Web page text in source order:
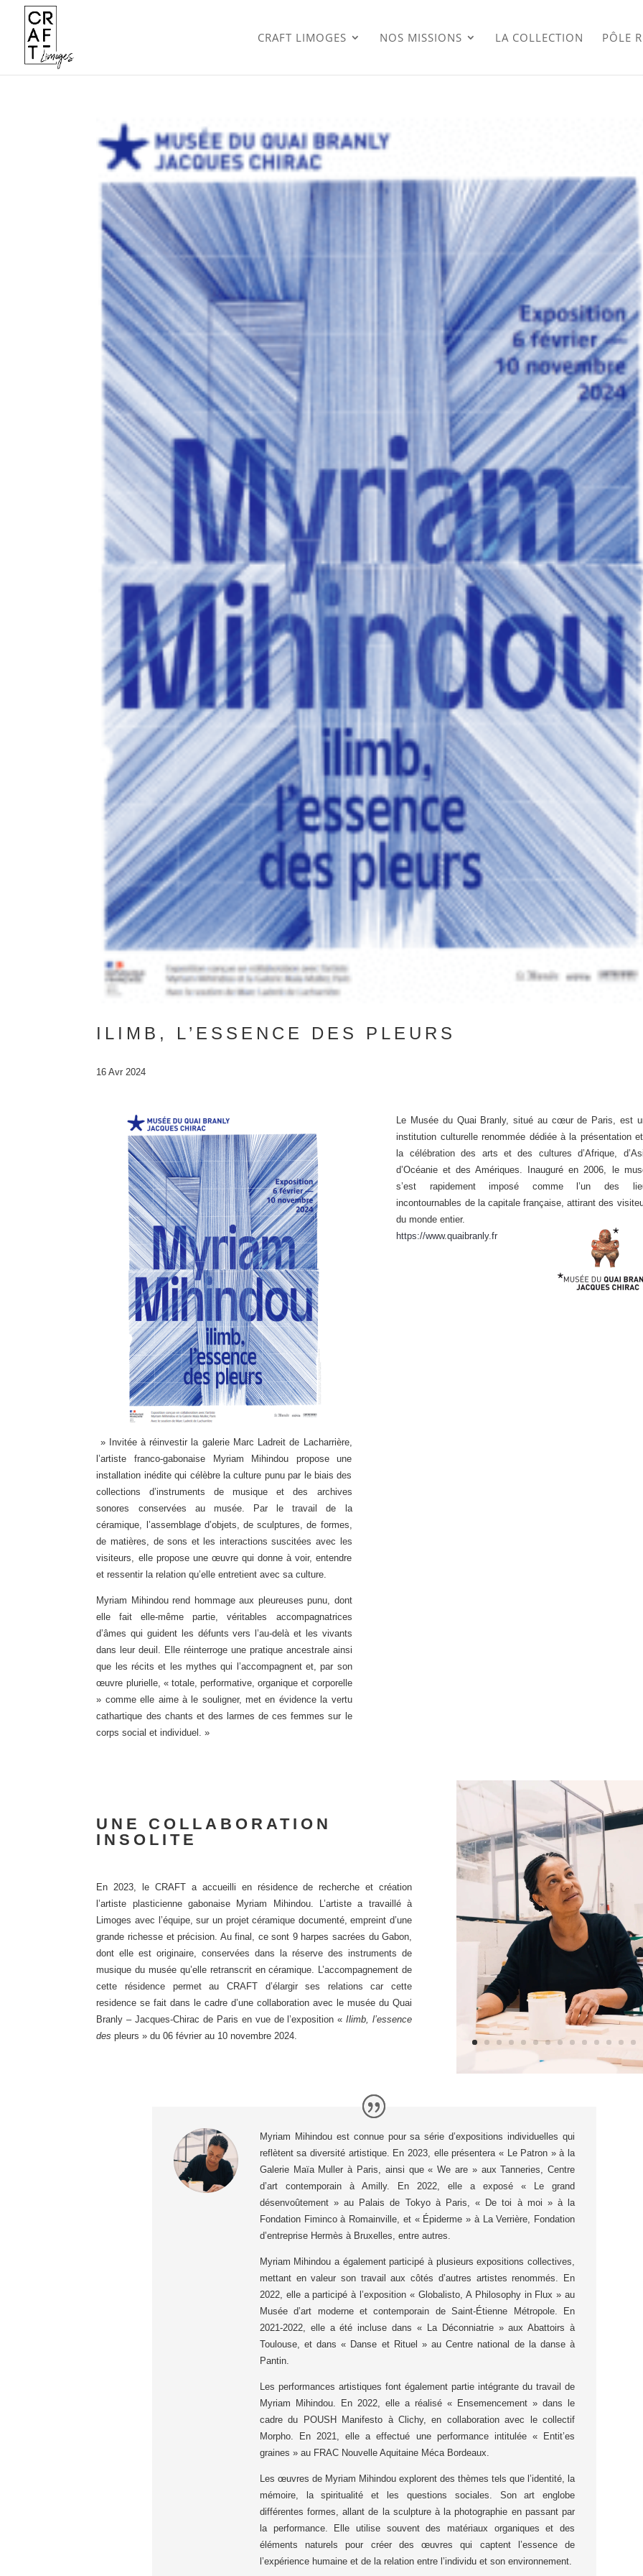
CRAFT LIMOGES NOS MISSIONS LA COLLECTION PÔLE
ILIMB, L’ESSENCE DES PLEURS
16 Avr 2024
» Invitée à réinvestir la galerie Marc Ladreit de Lacharrière,
l’artiste franco-gabonaise Myriam Mihindou propose une
installation inédite qui célèbre la culture punu par le biais des
collections d’instruments de musique et des archives
sonores conservées au musée. Par le travail de la
céramique, l’assemblage d’objets, de sculptures, de formes,
de matières, de sons et les interactions suscitées avec les
visiteurs, elle propose une œuvre qui donne à voir, entendre
et ressentir la relation qu’elle entretient avec sa culture.
Myriam Mihindou rend hommage aux pleureuses punu, dont
elle fait elle-même partie, véritables accompagnatrices
d’âmes qui guident les défunts vers l’au-delà et les vivants
dans leur deuil. Elle réinterroge une pratique ancestrale ainsi
que les récits et les mythes qui l’accompagnent et, par son
œuvre plurielle, « totale, performative, organique et corporelle
» comme elle aime à le souligner, met en évidence la vertu
cathartique des chants et des larmes de ces femmes sur le
corps social et individuel. »
Le Musée du Quai Branly, situé au cœur de Paris, est
institution culturelle renommée dédiée à la présentation
la célébration des arts et des cultures d’Afrique,
d’Océanie et des Amériques. Inauguré en 2006, le
s’est rapidement imposé comme l’un des
incontournables de la capitale française, attirant des
du monde entier.
https://www.quaibranly.fr
UNE COLLABORATION
INSOLITE
En 2023, le CRAFT a accueilli en résidence de recherche et création
l’artiste plasticienne gabonaise Myriam Mihindou. L’artiste a travaillé à
Limoges avec l’équipe, sur un projet céramique documenté, empreint d’une
grande richesse et précision. Au final, ce sont 9 harpes sacrées du Gabon,
dont elle est originaire, conservées dans la réserve des instruments de
musique du musée qu’elle retranscrit en céramique.
L’accompagnement de
cette résidence permet au CRAFT d’élargir ses relationscar cette
residence se fait dans le cadre d’une collaboration avec le musée du Quai
Branly – Jacques-Chirac de Paris en vue de l’exposition «Ilimb, l’essence
des pleurs » du 06 février au 10 novembre 2024.
Myriam Mihindou est connue pour sa série d’expositions individuelles qui
reflètent sa diversité artistique. En 2023, elle présentera « Le Patron » à la
Galerie Maïa Muller à Paris, ainsi que « We are » aux Tanneries, Centre
d’art contemporain à Amilly. En 2022, elle a exposé « Le grand
désenvoûtement » au Palais de Tokyo à Paris, « De toi à moi » à la
Fondation Fiminco à Romainville, et « Épiderme » à La Verrière, Fondation
d’entreprise Hermès à Bruxelles, entre autres.
Myriam Mihindou a également participé à plusieurs expositions collectives,
mettant en valeur son travail aux côtés d’autres artistes renommés. En
2022, elle a participé à l’exposition « Globalisto, A Philosophy in Flux » au
Musée d’art moderne et contemporain de Saint-Étienne Métropole. En
2021-2022, elle a été incluse dans « La Déconniatrie » aux Abattoirs à
Toulouse, et dans « Danse et Rituel » au Centre national de la danse à
Pantin.
Les performances artistiques font également partie intégrante du travail de
Myriam Mihindou. En 2022, elle a réalisé « Ensemencement » dans le
cadre du POUSH Manifesto à Clichy, en collaboration avec le collectif
Morpho. En 2021, elle a effectué une performance intitulée « Entit’es
graines » au FRAC Nouvelle Aquitaine Méca Bordeaux.
Les œuvres de Myriam Mihindou explorent des thèmes tels que l’identité, la
mémoire, la spiritualité et les questions sociales. Son art englobe
différentes formes, allant de la sculpture à la photographie en passant par
la performance. Elle utilise souvent des matériaux organiques et des
éléments naturels pour créer des œuvres qui captent l’essence de
l’expérience humaine et de la relation entre l’individu et son environnement.